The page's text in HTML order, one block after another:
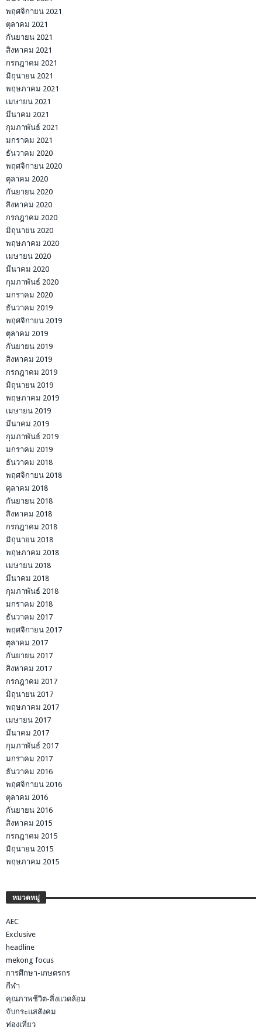
พฤศจิกายน 2021
ตุลาคม 2021
กันยายน 2021
สิงหาคม 2021
กรกฎาคม 2021
มิถุนายน 2021
พฤษภาคม 2021
เมษายน 2021
มีนาคม 2021
กุมภาพันธ์ 2021
มกราคม 2021
ธันวาคม 2020
พฤศจิกายน 2020
ตุลาคม 2020
กันยายน 2020
สิงหาคม 2020
กรกฎาคม 2020
มิถุนายน 2020
พฤษภาคม 2020
เมษายน 2020
มีนาคม 2020
กุมภาพันธ์ 2020
มกราคม 2020
ธันวาคม 2019
พฤศจิกายน 2019
ตุลาคม 2019
กันยายน 2019
สิงหาคม 2019
กรกฎาคม 2019
มิถุนายน 2019
พฤษภาคม 2019
เมษายน 2019
มีนาคม 2019
กุมภาพันธ์ 2019
มกราคม 2019
ธันวาคม 2018
พฤศจิกายน 2018
ตุลาคม 2018
กันยายน 2018
สิงหาคม 2018
กรกฎาคม 2018
มิถุนายน 2018
พฤษภาคม 2018
เมษายน 2018
มีนาคม 2018
กุมภาพันธ์ 2018
มกราคม 2018
ธันวาคม 2017
พฤศจิกายน 2017
ตุลาคม 2017
กันยายน 2017
สิงหาคม 2017
กรกฎาคม 2017
มิถุนายน 2017
พฤษภาคม 2017
เมษายน 2017
มีนาคม 2017
กุมภาพันธ์ 2017
มกราคม 2017
ธันวาคม 2016
พฤศจิกายน 2016
ตุลาคม 2016
กันยายน 2016
สิงหาคม 2015
กรกฎาคม 2015
มิถุนายน 2015
พฤษภาคม 2015
หมวดหมู่
AEC
Exclusive
headline
mekong focus
การศึกษา-เกษตรกร
กีฬา
คุณภาพชีวิต-สิ่งแวดล้อม
จับกระแสสังคม
ท่องเที่ยว